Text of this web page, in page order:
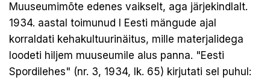
Muuseumimõte edenes vaikselt, aga järjekindlalt.
1934. aastal toimunud I Eesti mängude ajal
korraldati kehakultuurinäitus, mille materjalidega
loodeti hiljem muuseumile alus panna. "Eesti
Spordilehes" (nr. 3, 1934, lk. 65) kirjutati sel puhul: